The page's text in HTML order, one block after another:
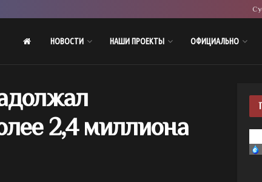
НОВОСТИ НАШИ ПРОЕКТЫ ОФИЦИАЛЬНО
2,4 миллиона